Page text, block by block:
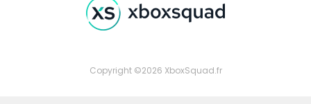
Copyright ©2026 XboxSquad.fr